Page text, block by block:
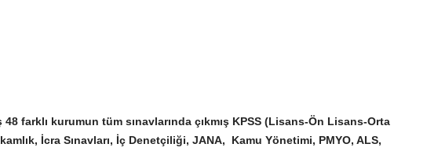
farklı kurumun tüm sınavlarında çıkmış KPSS (Lisans-Ön Lisans-Orta
İcra Sınavları, İç Denetçiliği, JANA, Kamu Yönetimi, PMYO, ALS,